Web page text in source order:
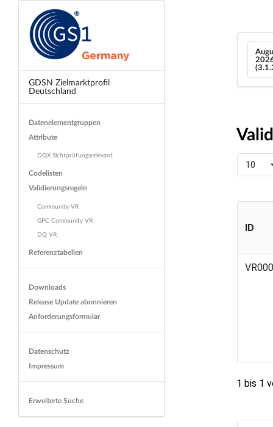
GDSN Zielmarktprofil
Deutschland
Datenelementgruppen
Attribute
DQX Sichtprüfungsrelevant
Codelisten
Validierungsregeln
Community VR
GPC Community VR
DQ VR
Referenztabellen
Downloads
Release Update abonnieren
Anforderungsformular
Datenschutz
Impressum
Erweiterte Suche
10
ID
1 bis 1